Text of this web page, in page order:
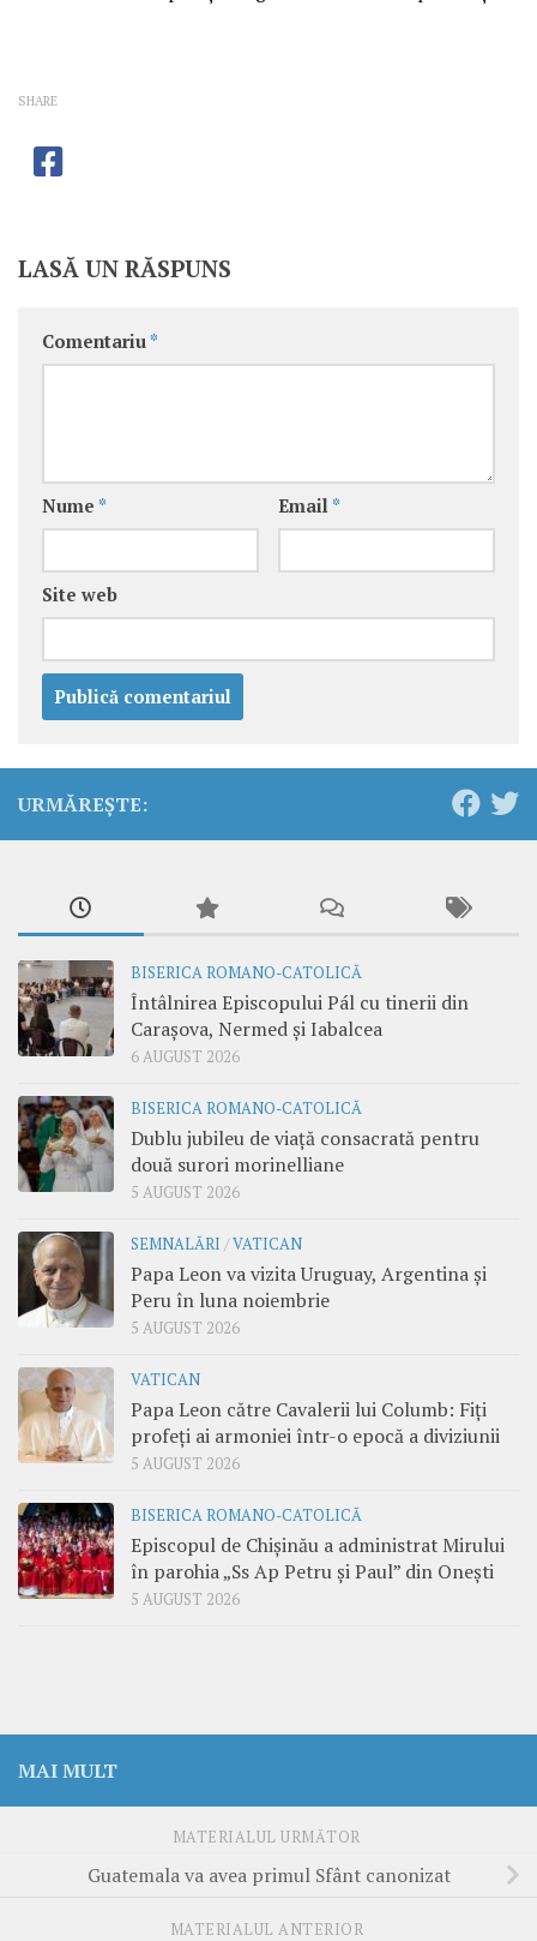
SHARE
LASĂ UN RĂSPUNS
Comentariu *
Nume * Email *
Site web
URMĂREȘTE:
BISERICA ROMANO-CATOLICĂ
Întâlnirea Episcopului Pál cu tinerii din
Carașova, Nermed și Iabalcea
6 AUGUST 2026
BISERICA ROMANO-CATOLICĂ
Dublu jubileu de viață consacrată pentru
două surori morinelliane
5 AUGUST 2026
SEMNALĂRI /VATICAN
Papa Leon va vizita Uruguay, Argentina și
Peru în luna noiembrie
5 AUGUST 2026
VATICAN
Papa Leon către Cavalerii lui Columb: Fiți
profeți ai armoniei într-o epocă a diviziunii
5 AUGUST 2026
BISERICA ROMANO-CATOLICĂ
Episcopul de Chișinău a administrat Mirului
în parohia „Ss Ap Petru și Paul” din Onești
5 AUGUST 2026
MAI MULT
MATERIALUL URMĂTOR
Guatemala va avea primul Sfânt canonizat
MATERIALUL ANTERIOR